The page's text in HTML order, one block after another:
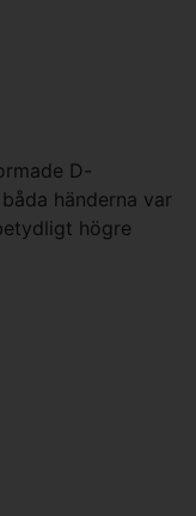
D-
händerna var
högre